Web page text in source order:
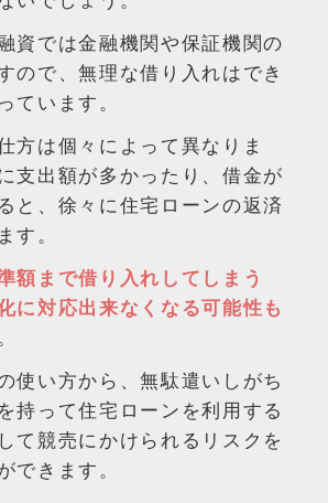
資では金融機関や保証機関の
ので、無理な借り入れはでき
ています。
方は個々によって異なりま
支出額が多かったり、借金が
と、徐々に住宅ローンの返済
す。
額まで借り入れしてしまう
に対応出来なくなる可能性も
使い方から、無駄遣いしがち
持って住宅ローンを利用する
て競売にかけられるリスクを
できます。